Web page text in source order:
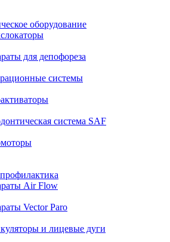
оборудование
для депофореза
системы
система SAF
Air Flow
Vector Paro
и лицевые дуги